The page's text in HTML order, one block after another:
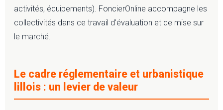
activités, équipements). FoncierOnline accompagne les
collectivités dans ce travail d'évaluation et de mise sur
le marché.
Le cadre réglementaire et urbanistique
lillois : un levier de valeur